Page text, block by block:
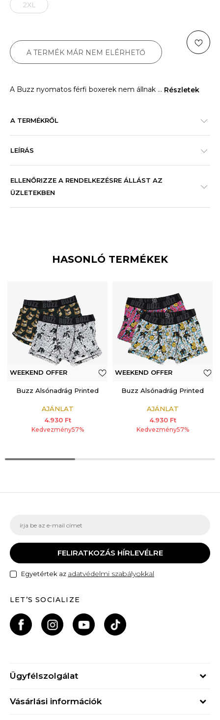
2XL
A TERMÉK MÁR NEM ELÉRHETŐ
A Buzz nyomatos férfi boxerek nem állnak ... Részletek
A TERMÉKRŐL
LEÍRÁS
ELLENŐRIZZE A RENDELKEZÉSRE ÁLLÁST AZ
ÜZLETEKBEN
HASONLÓ TERMÉKEK
WEEKEND OFFER
ADDITIONAL 15%
Buzz Alsónadrág Printed
AJÁNLAT
4.930 Ft
Kedvezmény57%
WEEKEND OFFER
ADDITIONAL 15%
Buzz Alsónadrág Printed
AJÁNLAT
4.930 Ft
Kedvezmény57%
FELIRATKOZÁS HÍRLEVÉLRE
Egyetértek az adatvédelmi szabályokkal
LET’S SOCIALIZE
Ügyfélszolgálat
Vásárlási információk